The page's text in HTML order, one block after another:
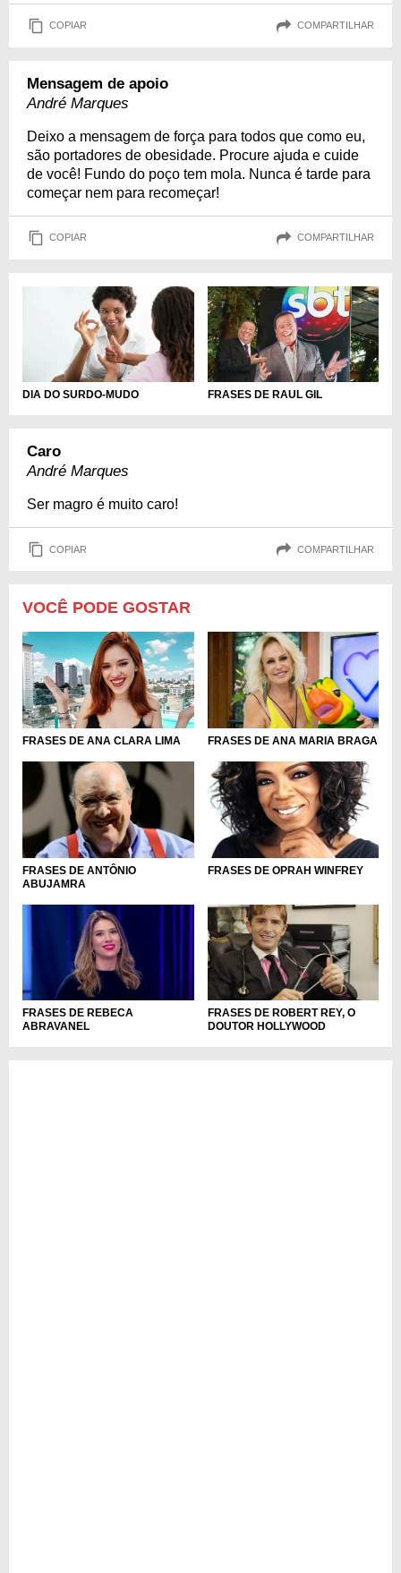
COPIAR COMPARTILHAR
Mensagem de apoio
André Marques
Deixo a mensagem de força para todos que como eu,
são portadores de obesidade. Procure ajuda e cuide
de você! Fundo do poço tem mola. Nunca é tarde para
começar nem para recomeçar!
COPIAR COMPARTILHAR
DIA DO SURDO-MUDO FRASES DE RAUL GIL
Caro
André Marques
Ser magro é muito caro!
COPIAR COMPARTILHAR
VOCÊ PODE GOSTAR
FRASES DE ANA CLARA LIMA FRASES DE ANA MARIA BRAGA
FRASES DE ANTÔNIO
ABUJAMRA
FRASES DE OPRAH WINFREY
FRASES DE REBECA
ABRAVANEL
FRASES DE ROBERT REY, O
DOUTOR HOLLYWOOD